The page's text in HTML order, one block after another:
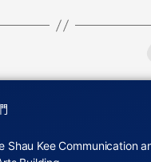
Shau Kee Communication